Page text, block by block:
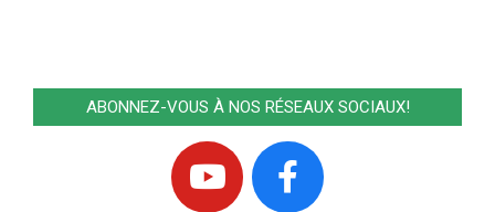
ABONNEZ-VOUS À NOS RÉSEAUX SOCIAUX!